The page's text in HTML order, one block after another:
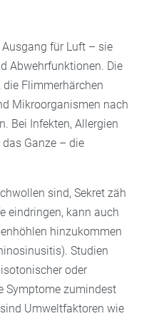
für Luft – sie
Abwehrfunktionen. Die
Flimmerhärchen
Mikroorganismen nach
Bei Infekten, Allergien
Ganze – die
sind, Sekret zäh
eindringen, kann auch
hinzukommen
Studien
oder
Symptome zumindest
Umweltfaktoren wie